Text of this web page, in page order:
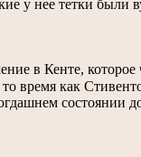
у нее тетки были
в Кенте,
то время как
состоянии